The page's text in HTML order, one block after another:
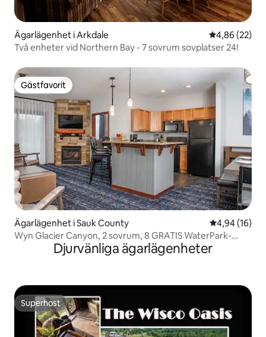
Ägarlägenhet i Arkdale 4,86 av 5 i
4,86 (22)
Två enheter vid Northern Bay - 7 sovrum sovplatser 24!
Gästfavorit
Gästfavorit
Ägarlägenhet i Sauk County 4,94 av 5 i
4,94 (16)
Wyn Glacier Canyon, 2 sovrum, 8 GRATIS WaterPark-
Djurvänliga ägarlägenheter
Superhost
Superhost